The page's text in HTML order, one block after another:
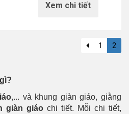
Xem chi tiết
1 2
,... và khung giàn giáo, giằng
giàn giáo chi tiết. Mỗi chi tiết,